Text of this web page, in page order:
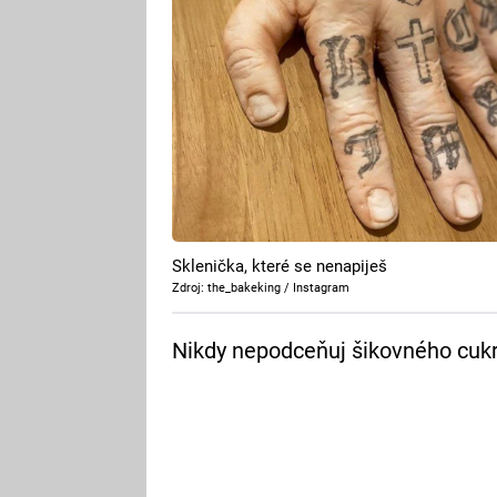
Sklenička, které se nenapiješ
Zdroj: the_bakeking / Instagram
Nikdy nepodceňuj šikovného